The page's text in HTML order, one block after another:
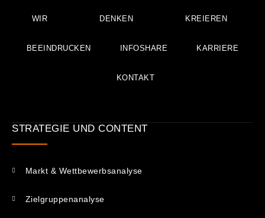
WIR DENKEN KREIEREN
BEEINDRUCKEN INFOSHARE KARRIERE
KONTAKT
STRATEGIE UND CONTENT
Markt & Wettbewerbsanalyse
Zielgruppenanalyse